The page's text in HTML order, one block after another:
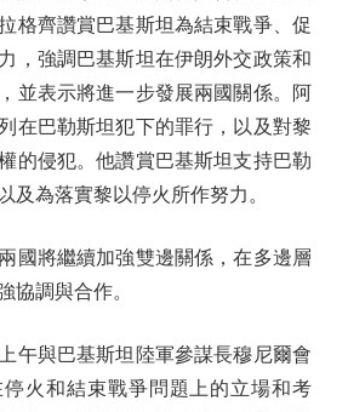
格齊讚賞巴基斯坦為結束戰爭、促
，強調巴基斯坦在伊朗外交政策和
並表示將進一步發展兩國關係。阿
在巴勒斯坦犯下的罪行，以及對黎
的侵犯。他讚賞巴基斯坦支持巴勒
及為落實黎以停火所作努力。
將繼續加強雙邊關係，在多邊層
協調與合作。
與巴基斯坦陸軍參謀長穆尼爾會
火和結束戰爭問題上的立場和考